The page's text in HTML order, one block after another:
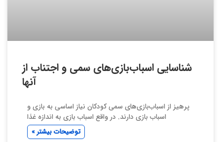
شناسایی اسباب‌بازی‌های سمی و اجتناب از
آنها
پرهیز از اسباب‌بازی‌های سمی کودکان نیاز اساسی به بازی و
اسباب بازی دارند. در واقع اسباب بازی به اندازه غذا
توضیحات بیشتر »